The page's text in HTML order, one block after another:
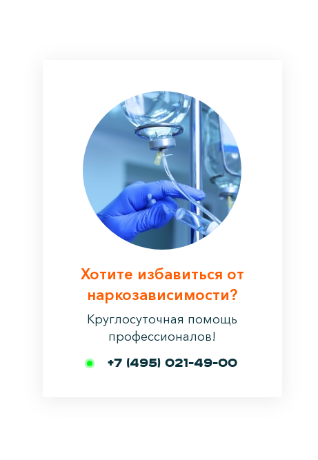
Хотите избавиться от
наркозависимости?
Круглосуточная помощь
профессионалов!
+7 (495) 021-49-00